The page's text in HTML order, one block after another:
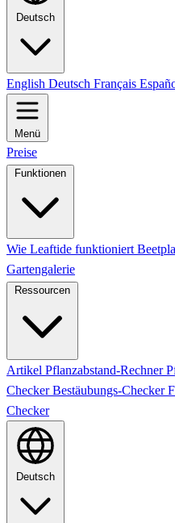
Deutsch
English Deutsch Français
Menü
Preise
Funktionen
Wie Leaftide funktioniert
Gartengalerie
Ressourcen
Artikel Pflanzabstand-Rechner
CheckerBestäubungs-Checker
Checker
Deutsch